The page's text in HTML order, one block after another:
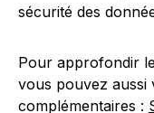
sécurité des
Pour approfondir
vous pouvez aussi
complémentaires :